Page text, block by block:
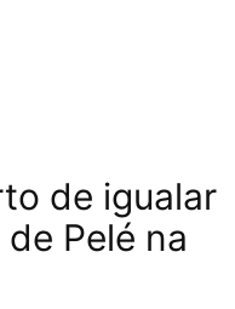
de igualar
Pelé na